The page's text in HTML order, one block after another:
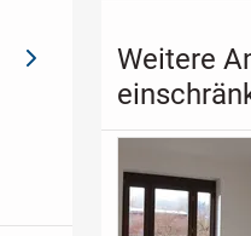
Weitere
Abschicken